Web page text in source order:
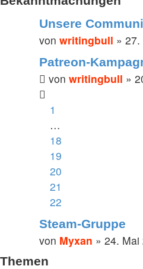
Unsere
von writingbull » 27.
Patreon-
von writingbull »
1
…
18
19
20
21
22
Steam-Gruppe
von Myxan » 24. Mai
Themen